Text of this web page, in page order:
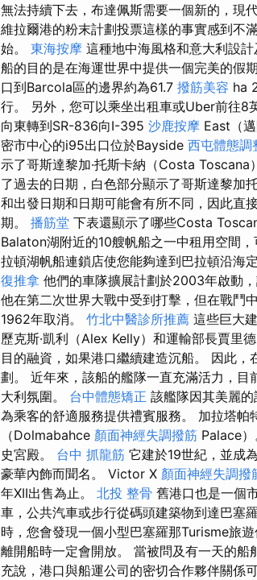
無法持續下去，布達佩斯需要一個新的，現
維拉爾港的粉末計劃投票這樣的事實感到不
始。 東海按摩 這種地中海風格和意大利設
船的目的是在海運世界中提供一個完美的
口到Barcola區的邊界約為61.7 撥筋美容 ha
行。 另外，您可以乘坐出租車或Uber前往8
向東轉到SR-836向I-395 沙鹿按摩 East（
密市中心的i95出口位於Bayside 西屯體態調
示了哥斯達黎加·托斯卡納（Costa Toscana
了過去的日期，白色部分顯示了哥斯達黎加
和出發日期和日期可能會有所不同，因此直
期。 播筋堂 下表還顯示了哪些Costa
Balaton湖附近的10艘帆船之一中租用空間
拉頓湖帆船連鎖店使您能夠達到巴拉頓沿海
復推拿 他們的車隊擴展計劃於2003年啟動
他在第二次世界大戰中受到打擊，但在戰鬥
1962年取消。 竹北中醫診所推薦 這些巨大
歷克斯·凱利（Alex Kelly）和運輸部長賈里
目的融資，如果港口繼續建造沉船。 因此
劃。 近年來，該船的艦隊一直充滿活力，
大利氛圍。 台中體態矯正 該艦隊因其美麗
為乘客的舒適服務提供禮賓服務。 加拉塔
（Dolmabahce 顏面神經失調撥筋 Palace）
史宮殿。 台中 抓龍筋 它建於19世紀，並成
豪華內飾而聞名。 Victor X 顏面神經失調撥
年XII出售為止。 北投 整骨 舊港口也是一個
車，公共汽車或步行從碼頭建築物到達巴塞
時，您會發現一個小型巴塞羅那Turisme旅遊
離開船時一定會開放。 當被問及有一天的
充說，港口與船運公司的密切合作夥伴關係